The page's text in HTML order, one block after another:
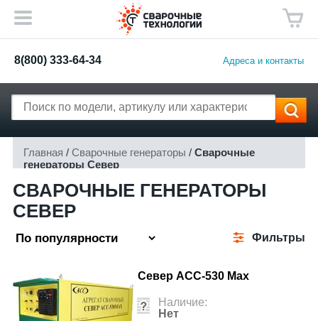
8(800) 333-64-34 Адреса и контакты
Главная / Сварочные генераторы / Сварочные
генераторы Север
СВАРОЧНЫЕ ГЕНЕРАТОРЫ
СЕВЕР
Фильтры
Север АСС-530 Max
Наличие:
Нет